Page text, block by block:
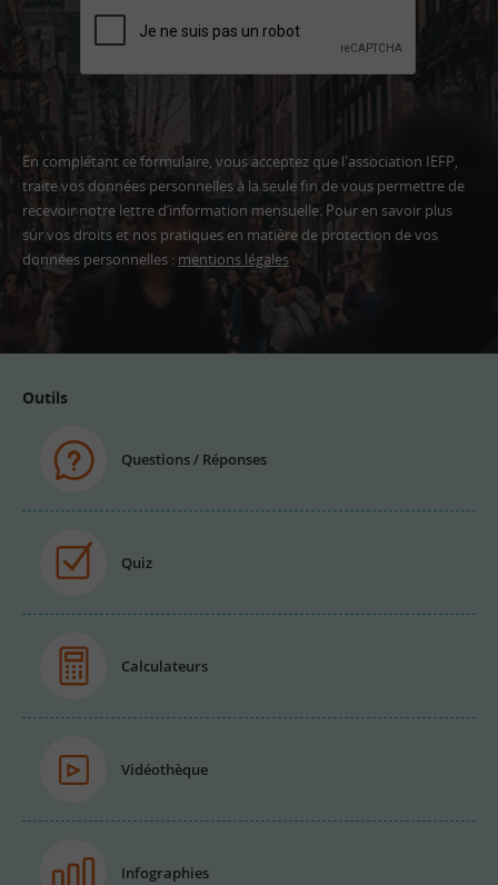
En complétant ce formulaire, vous acceptez que l'association IEFP,
traite vos données personnelles à la seule fin de vous permettre de
recevoir notre lettre d’information mensuelle. Pour en savoir plus
sur vos droits et nos pratiques en matière de protection de vos
données personnelles : mentions légales
Outils
Questions / Réponses
Quiz
Calculateurs
Vidéothèque
Infographies